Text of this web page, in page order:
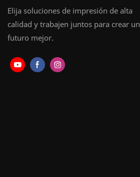
Elija soluciones de impresión de alta
calidad y trabajen juntos para crear un
futuro mejor.